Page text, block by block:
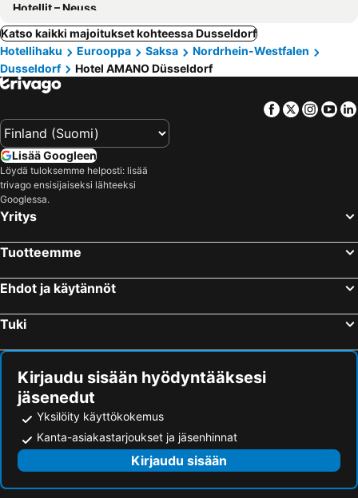
Hotellit – Neuss
Katso kaikki majoitukset kohteessa Dusseldorf
Hotellihaku
Eurooppa Saksa
Nordrhein-Westfalen
Dusseldorf
Hotel AMANO Düsseldorf
Facebook
Twitter
Lisää Googleen
Löydä tuloksemme helposti: lisää
trivago ensisijaiseksi lähteeksi
Googlessa.
Yritys
Tuotteemme
Ehdot ja käytännöt
Tuki
Kirjaudu sisään hyödyntääksesi
jäsenedut
Yksilöity käyttökokemus
Kanta-asiakastarjoukset ja jäsenhinnat
Kirjaudu sisään